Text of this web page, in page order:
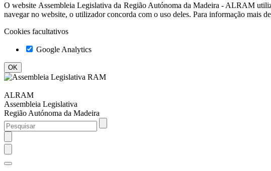
O website Assembleia Legislativa da Região Autónoma da Madeira - ALRAM
navegar no website, o utilizador concorda com o uso deles. Para informação mais
Cookies facultativos
Google Analytics
ALRAM
Assembleia Legislativa
Região Autónoma da Madeira